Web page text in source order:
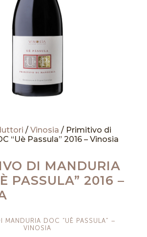
/ Vinosia / Primitivo di
“Uè Passula” 2016 – Vinosia
DI MANDURIA
PASSULA” 2016 –
MANDURIA DOC “UÈ PASSULA” –
VINOSIA